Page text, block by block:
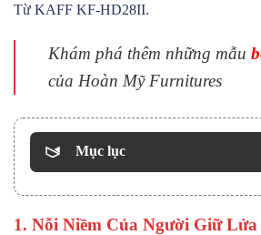
Từ KAFF KF-HD28II.
Khám phá thêm những mẫu
của Hoàn Mỹ Furnitures
Mục lục
1. Nỗi Niềm Của Người Giữ